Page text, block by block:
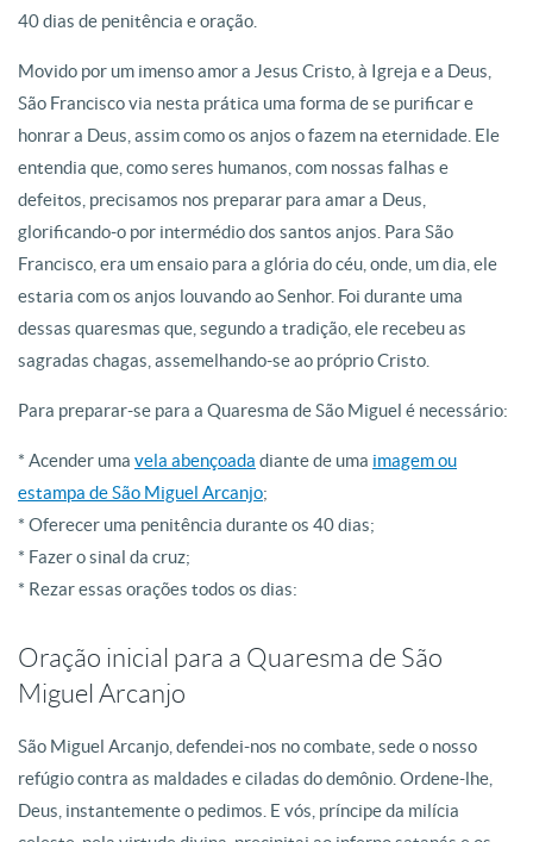
40 dias de penitência e oração.
Movido por um imenso amor a Jesus Cristo, à Igreja e a Deus,
São Francisco via nesta prática uma forma de se purificar e
honrar a Deus, assim como os anjos o fazem na eternidade. Ele
entendia que, como seres humanos, com nossas falhas e
defeitos, precisamos nos preparar para amar a Deus,
glorificando-o por intermédio dos santos anjos. Para São
Francisco, era um ensaio para a glória do céu, onde, um dia, ele
estaria com os anjos louvando ao Senhor. Foi durante uma
dessas quaresmas que, segundo a tradição, ele recebeu as
sagradas chagas, assemelhando-se ao próprio Cristo.
Para preparar-se para a Quaresma de São Miguel é necessário:
* Acender uma vela abençoada diante de uma imagem ou
estampa de São Miguel Arcanjo;
* Oferecer uma penitência durante os 40 dias;
* Fazer o sinal da cruz;
* Rezar essas orações todos os dias:
Oração inicial para a Quaresma de São
Miguel Arcanjo
São Miguel Arcanjo, defendei-nos no combate, sede o nosso
refúgio contra as maldades e ciladas do demônio. Ordene-lhe,
Deus, instantemente o pedimos. E vós, príncipe da milícia